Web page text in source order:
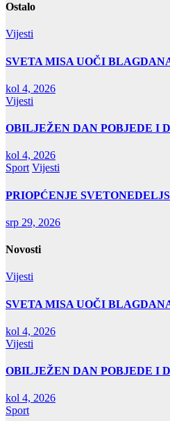
Ostalo
Vijesti
SVETA MISA UOČI
kol 4, 2026
Vijesti
OBILJEŽEN DAN POBJEDE I
kol 4, 2026
Sport Vijesti
PRIOPĆENJE
srp 29, 2026
Novosti
Vijesti
SVETA MISA UOČI
kol 4, 2026
Vijesti
OBILJEŽEN DAN POBJEDE I
kol 4, 2026
Sport